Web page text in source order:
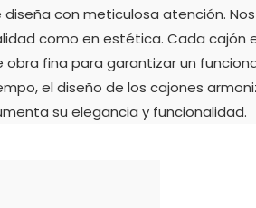
diseña con meticulosa atención.
como en estética. Cada cajón
obra fina para garantizar un
el diseño de los cajones
su elegancia y funcionalidad.